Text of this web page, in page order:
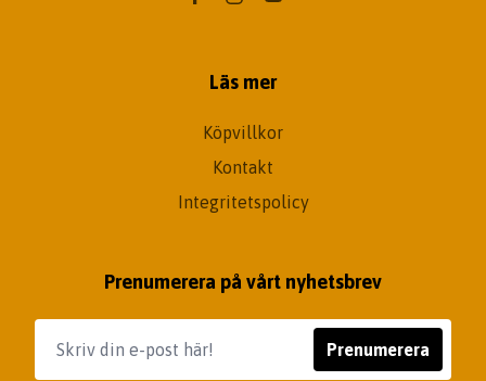
Läs mer
Köpvillkor
Kontakt
Integritetspolicy
Prenumerera på vårt nyhetsbrev
Prenumerera